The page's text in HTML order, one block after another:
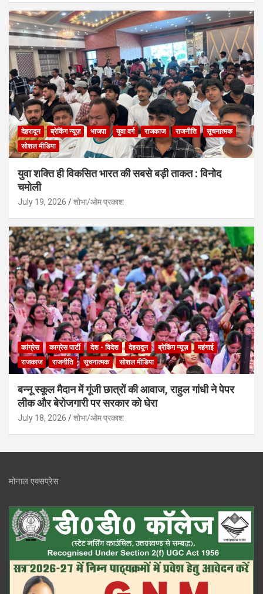
देहरादून ब्रेकिंग न्यूज़ भाजपा युवा वर्ग राजकाज राजनीति
सूचनात्मक
सोशल मीडिया
युवा शक्ति ही विकसित भारत की सबसे बड़ी ताकत : विनोद
चमोली
July 19, 2026 शोभा/ओम प्रकाश
कांग्रेस काग्रेस पार्टी देश - विदेश देहरादून ब्रेकिंग न्यूज़
महंगाई
राजकाज
राजनीति सूचनात्मक सोशल मीडिया
बन्नू स्कूल मैदान में गूंजी छात्रों की आवाज, राहुल गांधी ने पेपर
लीक और बेरोजगारी पर सरकार को घेरा
July 18, 2026 शोभा/ओम प्रकाश
मोनाल एक्सप्रेस